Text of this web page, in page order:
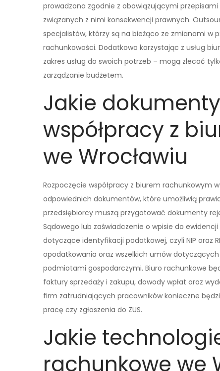
prowadzona zgodnie z obowiązującymi
związanych z nimi konsekwencji prawnych.
specjalistów, którzy są na bieżąco ze zmianami
rachunkowości. Dodatkowo korzystając z usług
zakres usług do swoich potrzeb – mogą zlecać
zarządzanie budżetem.
Jakie
współpracy z
we Wrocławiu
Rozpoczęcie współpracy z biurem rachunkowym
odpowiednich dokumentów, które umożliwią
przedsiębiorcy muszą przygotować dokumenty
Sądowego lub zaświadczenie o wpisie do
dotyczące identyfikacji podatkowej, czyli NIP oraz
opodatkowania oraz wszelkich umów
podmiotami gospodarczymi. Biuro rachunkowe
faktury sprzedaży i zakupu, dowody wpłat oraz
firm zatrudniających pracowników konieczne
pracę czy zgłoszenia do ZUS.
Jakie
rachunkowe we